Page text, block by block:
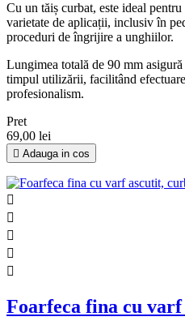
Cu un tăiș curbat, este ideal
varietate de aplicații, inclusiv în
proceduri de îngrijire a unghiilor.
Lungimea totală de 90 mm
timpul utilizării, facilitând
profesionalism.
Pret
69,00 lei
 Adauga in cos





Foarfeca fina cu